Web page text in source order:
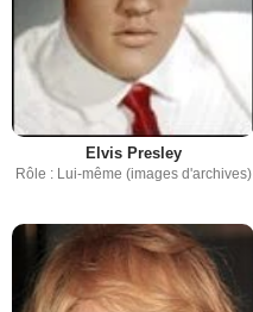
Elvis Presley
Rôle : Lui-même (images d'archives)